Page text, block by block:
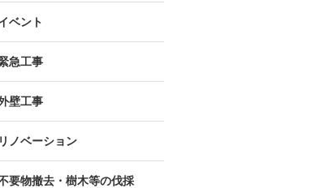
ベント
急工事
壁工事
リノベーション
要物撤去・樹木等の伐採